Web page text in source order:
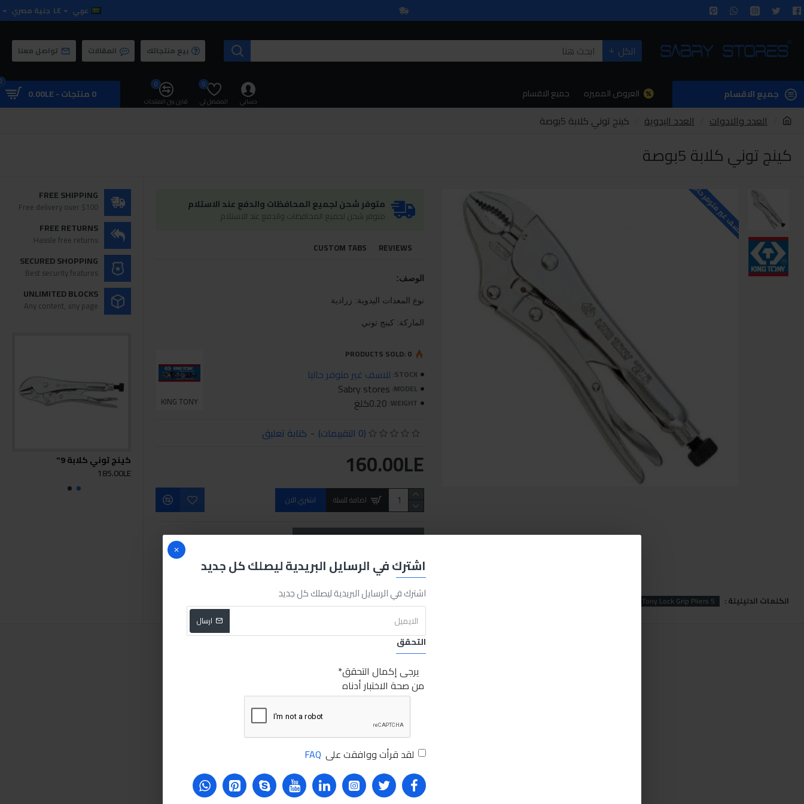
اشترك في الرسايل البريدية ليصلك كل جديد
اشترك في الرسايل البريدية ليصلك كل جديد
ارسال
التحقق
يرجى إكمال التحقق
من صحة الاختبار أدناه
لقد قرأت ووافقت على FAQ
عربي LE جنية مصري
الكل بيع منتجاتك المقالات تواصل معنا
جميع الاقسام العروض المميزه جميع الاقسام
حسابي المفضل لي
0
قارن بين المنتجات
0
0 منتجات - 0.00LE
العدد والادوات العدد اليدوية كينج توني كلابة 5بوصة
كينج توني كلابة 5بوصة
للاسف غير متوفر حاليا متوفر شحن لجميع المحافظات والدفع عند الاستلام
متوفر شحن لجميع المحافظات والدفع عند الاستلام
REVIEWS
CUSTOM TABS
الوصف:
نوع المعدات اليدوية: زرادية
الماركة: كينج توني
STOCK: للاسف غير متوفر حاليا
MODEL:
Sabry stores
WEIGHT: 0.20كلغ KING TONY
PRODUCTS SOLD: 0
(0 التقييمات) - كتابة تعليق
160.00LE
اضافة للسلة اشتري الان
REQUEST MORE INFO
الكلمات الدليليلة : King Tony Lock Grip Pliers 5" Sabry Stores.كينج توني كلابة 5بوصة كينج توني كلابة
FREE SHIPPING
Free delivery over $100
FREE RETURNS
Hassle free returns
SECURED SHOPPING
Best security features
UNLIMITED BLOCKS
Any content, any page
كينج توني كلابة 9"
185.00LE